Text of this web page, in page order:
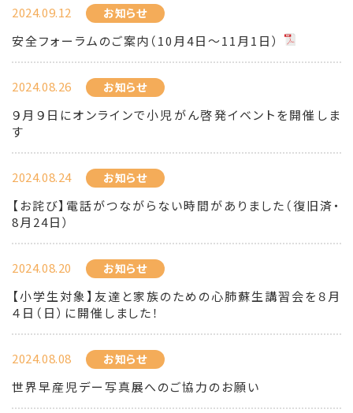
2024.09.12 お知らせ
安全フォーラムのご案内（10月4日〜11月1日）
2024.08.26 お知らせ
９月９日にオンラインで小児がん啓発イベントを開催しま
す
2024.08.24 お知らせ
【お詫び】電話がつながらない時間がありました（復旧済・
8月24日）
2024.08.20 お知らせ
【小学生対象】友達と家族のための心肺蘇生講習会を８月
４日（日）に開催しました！
2024.08.08 お知らせ
世界早産児デー写真展へのご協力のお願い